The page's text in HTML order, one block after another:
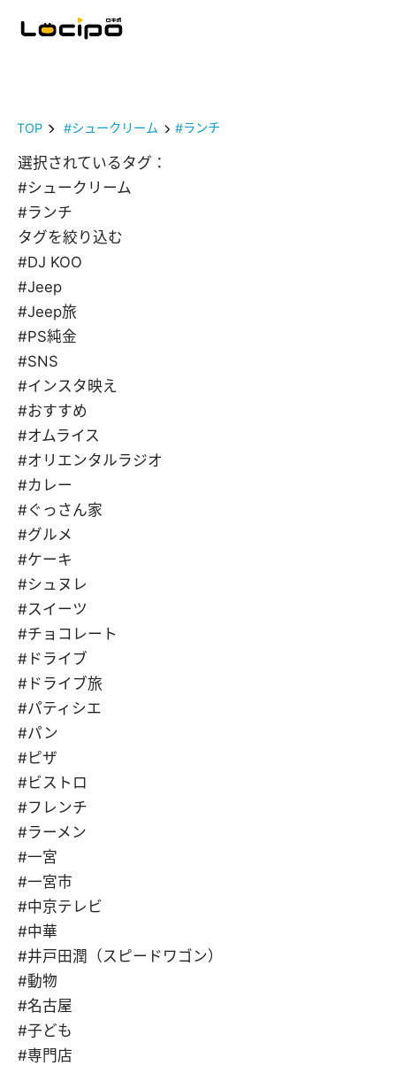
TOP #シュークリーム #ランチ
選択されているタグ：
#シュークリーム
#ランチ
タグを絞り込む
#DJ KOO
#Jeep
#Jeep旅
#PS純金
#SNS
#インスタ映え
#おすすめ
#オムライス
#オリエンタルラジオ
#カレー
#ぐっさん家
#グルメ
#ケーキ
#シュヌレ
#スイーツ
#チョコレート
#ドライブ
#ドライブ旅
#パティシエ
#パン
#ピザ
#ビストロ
#フレンチ
#ラーメン
#一宮
#一宮市
#中京テレビ
#中華
#井戸田潤（スピードワゴン）
#動物
#名古屋
#子ども
#専門店